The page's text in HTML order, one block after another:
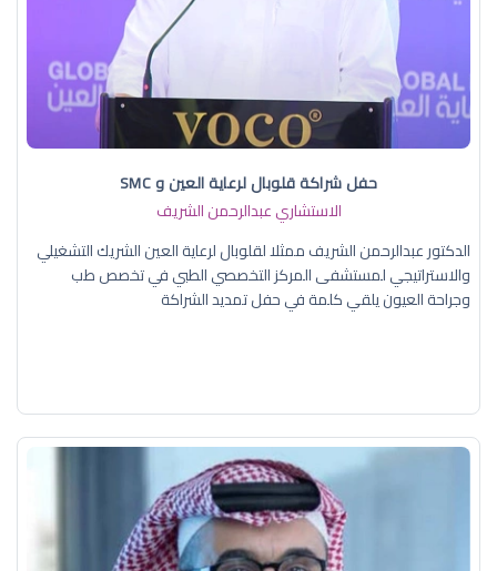
حفل شراكة قلوبال لرعاية العين و SMC
الاستشاري عبدالرحمن الشريف
الدكتور عبدالرحمن الشريف ممثلا لقلوبال لرعاية العين الشريك التشغيلي
والاستراتيجي لمستشفى المركز التخصصي الطبي في تخصص طب
وجراحة العيون يلقي كلمة في حفل تمديد الشراكة